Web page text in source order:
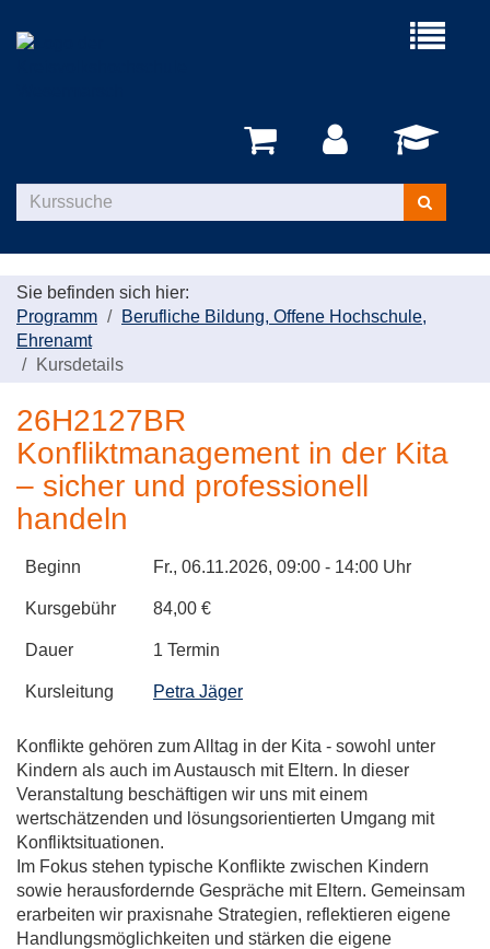
Menü
Kurse
suchen
Sie befinden sich hier:
Programm
Berufliche Bildung, Offene Hochschule,
Ehrenamt
Kursdetails
26H2127BR
Konfliktmanagement in der Kita
– sicher und professionell
handeln
Beginn Fr., 06.11.2026, 09:00 - 14:00 Uhr
Kursgebühr 84,00 €
Dauer 1 Termin
Kursleitung Petra Jäger
Konflikte gehören zum Alltag in der Kita - sowohl unter
Kindern als auch im Austausch mit Eltern. In dieser
Veranstaltung beschäftigen wir uns mit einem
wertschätzenden und lösungsorientierten Umgang mit
Konfliktsituationen.
Im Fokus stehen typische Konflikte zwischen Kindern
sowie herausfordernde Gespräche mit Eltern. Gemeinsam
erarbeiten wir praxisnahe Strategien, reflektieren eigene
Handlungsmöglichkeiten und stärken die eigene